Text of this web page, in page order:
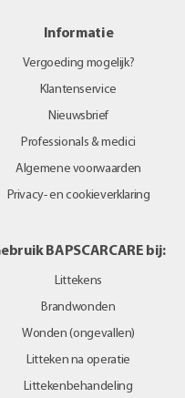
Informatie
Vergoeding mogelijk?
Klantenservice
Nieuwsbrief
Professionals & medici
Algemene voorwaarden
Privacy- en cookieverklaring
BAPSCARCARE bij:
Littekens
Brandwonden
Wonden (ongevallen)
Litteken na operatie
Littekenbehandeling